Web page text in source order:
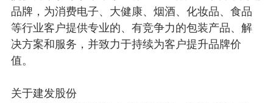
品牌，为消费电子、大健康、烟酒、化妆品、食品
等行业客户提供专业的、有竞争力的包装产品、解
决方案和服务，并致力于持续为客户提升品牌价
值。
关于建发股份